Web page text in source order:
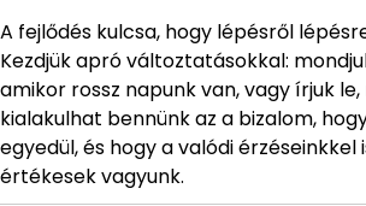
A fejlődés kulcsa, hogy lépésről
Kezdjük apró változtatásokkal:
amikor rossz napunk van, vagy írjuk
kialakulhat bennünk az a bizalom,
egyedül, és hogy a valódi
értékesek vagyunk.